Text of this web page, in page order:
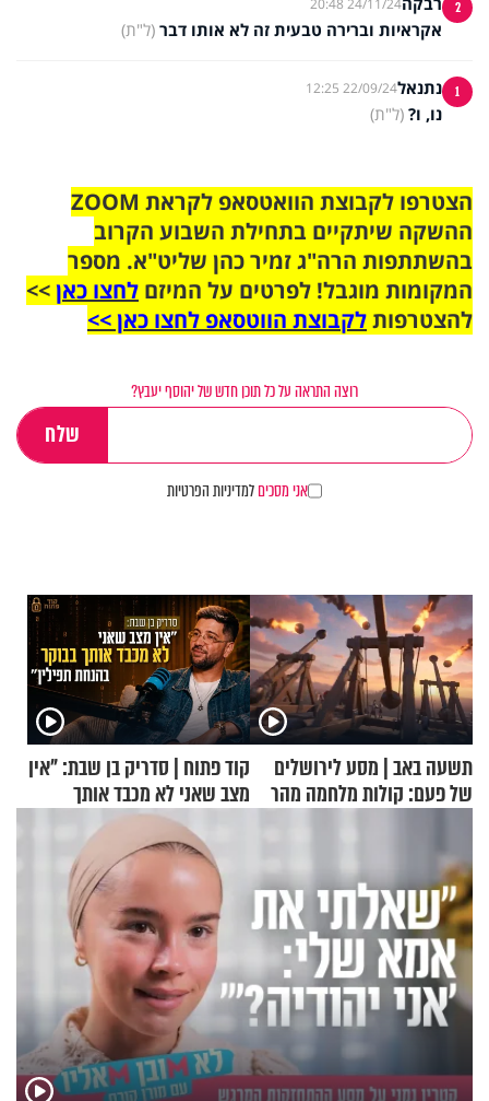
2
אקראיות וברירה טבעית זה לא אותו דבר (ל"ת)
1 נתנאל22/09/24 12:25
נו, ו? (ל"ת)
הצטרפו לקבוצת הוואטסאפ לקראת ZOOM
ההשקה שיתקיים בתחילת השבוע הקרוב
בהשתתפות הרה"ג זמיר כהן שליט"א. מספר
המקומות מוגבל! לפרטים על המיזם לחצו כאן>>
להצטרפותלקבוצת הווטסאפ לחצו כאן >>
רוצה התראה על כל תוכן חדש של יהוסף יעבץ?
אני מסכיםלמדיניות הפרטיות
תשעה באב | מסע לירושלים
של פעם: קולות מלחמה מהר
קוד פתוח | סדריק בן שבת: "אין
מצב שאני לא מכבד אותך
בבוקר בהנחת תפילין"